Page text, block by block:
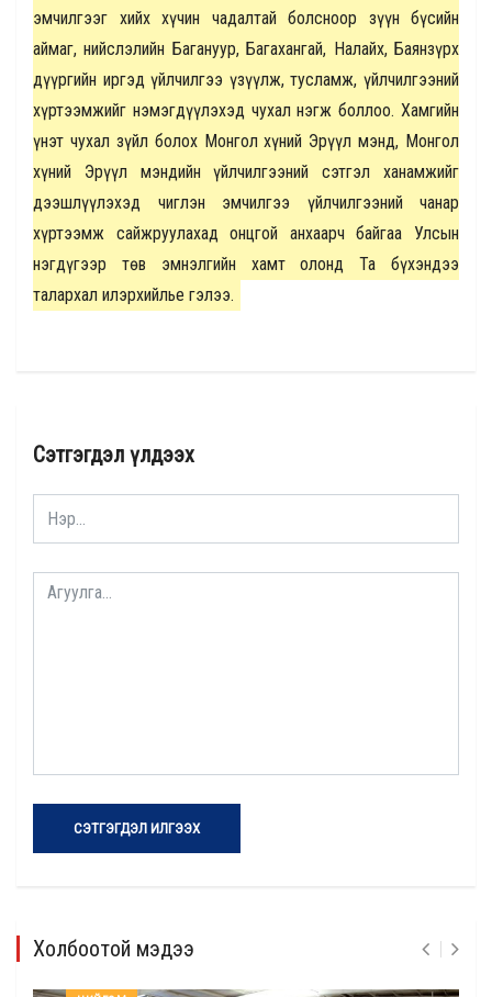
эмчилгээг хийх хүчин чадалтай болсноор зүүн бүсийн
аймаг, нийслэлийн Багануур, Багахангай, Налайх, Баянзүрх
дүүргийн иргэд үйлчилгээ үзүүлж, тусламж, үйлчилгээний
хүртээмжийг нэмэгдүүлэхэд чухал нэгж боллоо. Хамгийн
үнэт чухал зүйл болох Монгол хүний Эрүүл мэнд, Монгол
хүний Эрүүл мэндийн үйлчилгээний сэтгэл ханамжийг
дээшлүүлэхэд чиглэн эмчилгээ үйлчилгээний чанар
хүртээмж сайжруулахад онцгой анхаарч байгаа Улсын
нэгдүгээр төв эмнэлгийн хамт олонд Та бүхэндээ
талархал илэрхийлье гэлээ.
Сэтгэгдэл үлдээх
СЭТГЭГДЭЛ ИЛГЭЭХ
Холбоотой мэдээ